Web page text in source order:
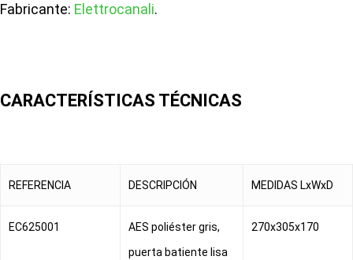
Fabricante: Elettrocanali.
CARACTERÍSTICAS TÉCNICAS
REFERENCIA DESCRIPCIÓN MEDIDAS LxWxD
EC625001
AES poliéster gris,
puerta batiente lisa
270x305x170